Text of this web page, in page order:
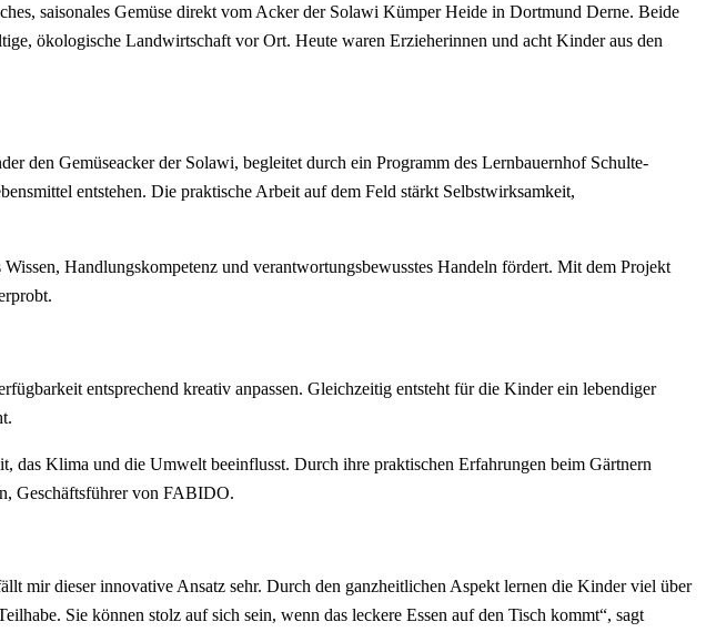
saisonales Gemüse direkt vom Acker der Solawi Kümper Heide in Dortmund Derne. Beide
ökologische Landwirtschaft vor Ort. Heute waren Erzieherinnen und acht Kinder aus den
den Gemüseacker der Solawi, begleitet durch ein Programm des Lernbauernhof Schulte-
entstehen. Die praktische Arbeit auf dem Feld stärkt Selbstwirksamkeit,
Handlungskompetenz und verantwortungsbewusstes Handeln fördert. Mit dem Projekt
entsprechend kreativ anpassen. Gleichzeitig entsteht für die Kinder ein lebendiger
Klima und die Umwelt beeinflusst. Durch ihre praktischen Erfahrungen beim Gärtnern
Geschäftsführer von FABIDO.
mir dieser innovative Ansatz sehr. Durch den ganzheitlichen Aspekt lernen die Kinder viel über
Sie können stolz auf sich sein, wenn das leckere Essen auf den Tisch kommt“, sagt